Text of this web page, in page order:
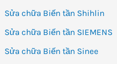
Sửa chữa Biến tần Shihlin
Sửa chữa Biến tần SIEMENS
Sửa chữa Biến tần Sinee